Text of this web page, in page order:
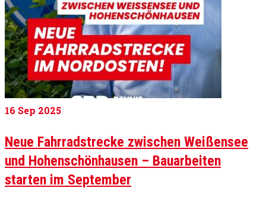
16 Sep 2025
Neue Fahrradstrecke zwischen Weißensee
und Hohenschönhausen – Bauarbeiten
starten im September